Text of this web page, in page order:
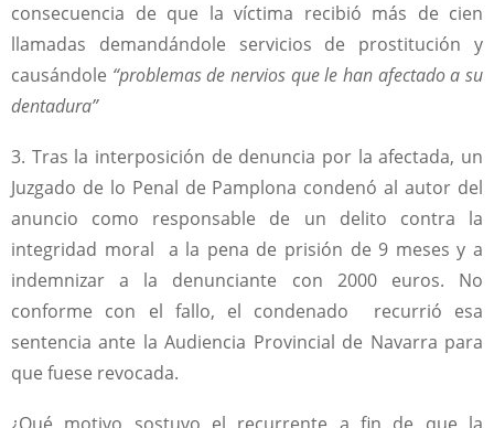
consecuencia de que la víctima recibió más de cien
llamadas demandándole servicios de prostitución y
causándole “problemas de nervios que le han afectado a su
dentadura”
3. Tras la interposición de denuncia por la afectada, un
Juzgado de lo Penal de Pamplona condenó al autor del
anuncio como responsable de un delito contra la
integridad moral a la pena de prisión de 9 meses y a
indemnizar a la denunciante con 2000 euros. No
conforme con el fallo, el condenado recurrió esa
sentencia ante la Audiencia Provincial de Navarra para
que fuese revocada.
¿Qué motivo sostuvo el recurrente a fin de que la